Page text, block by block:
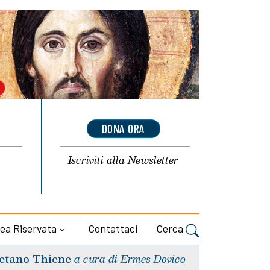
DONA ORA
Iscriviti allaNewsletter
Riservata Contattaci Cerca
Thiene a cura di Ermes Dovico